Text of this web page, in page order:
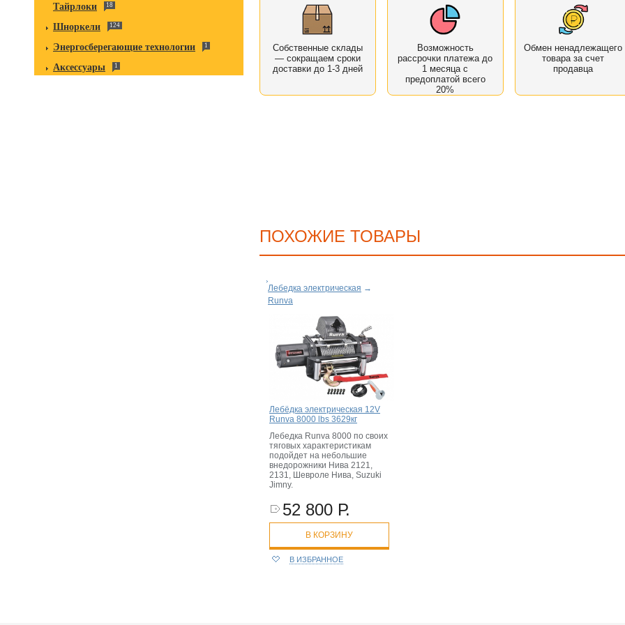
Тайрлоки 18
Шноркели 124
Энергосберегающие технологии 1
Аксессуары 1
Собственные склады
— сокращаем сроки
доставки до 1-3 дней
Возможность
рассрочки платежа до
1 месяца с
предоплатой всего
20%
Обмен ненадлежащего
товара за счет
продавца
ПОХОЖИЕ ТОВАРЫ
Лебедка электрическая →
Runva
Лебёдка электрическая 12V
Runva 8000 lbs 3629кг
Лебедка Runva 8000 по своих
тяговых характеристикам
подойдет на небольшие
внедорожники Нива 2121,
2131, Шевроле Нива, Suzuki
Jimny.
52 800 Р.
В КОРЗИНУ
В ИЗБРАННОЕ